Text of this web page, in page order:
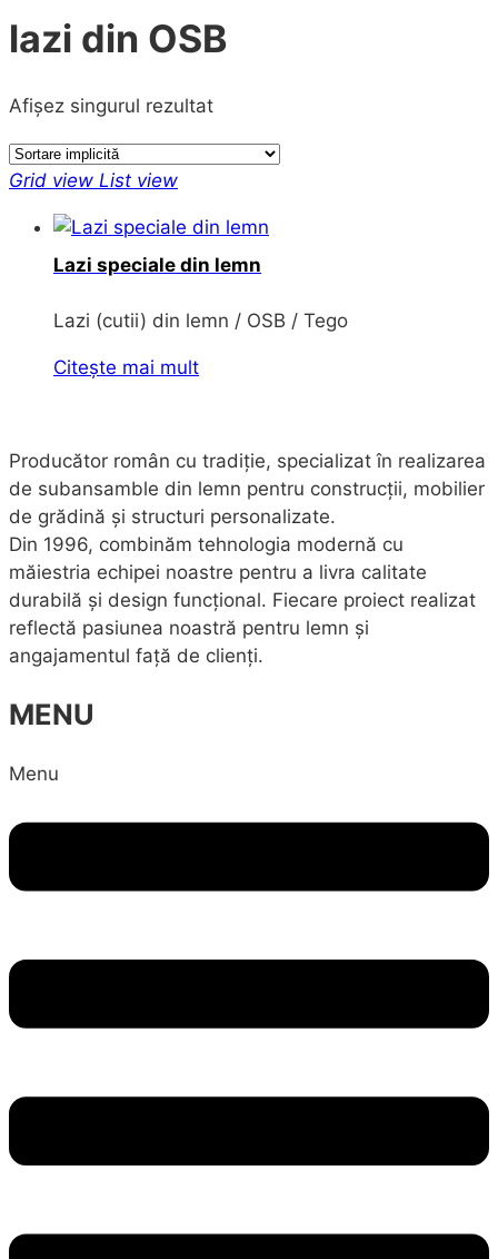
lazi din OSB
Afișez singurul rezultat
Grid view List view
Lazi speciale din lemn
Lazi (cutii) din lemn / OSB / Tego
Citește mai mult
Producător român cu tradiție, specializat în realizarea
de subansamble din lemn pentru construcții, mobilier
de grădină și structuri personalizate.
Din 1996, combinăm tehnologia modernă cu
măiestria echipei noastre pentru a livra calitate
durabilă și design funcțional. Fiecare proiect realizat
reflectă pasiunea noastră pentru lemn și
angajamentul față de clienți.
MENU
Menu